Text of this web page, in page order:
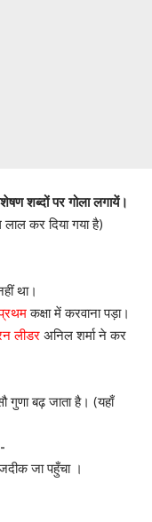
शब्दों पर गोला लगायें।
कर दिया गया है)
था।
कक्षा में करवाना पड़ा।
लीडर अनिल शर्मा ने कर
गुणा बढ़ जाता है। (यहाँ
नजदीक जा पहुँचा ।